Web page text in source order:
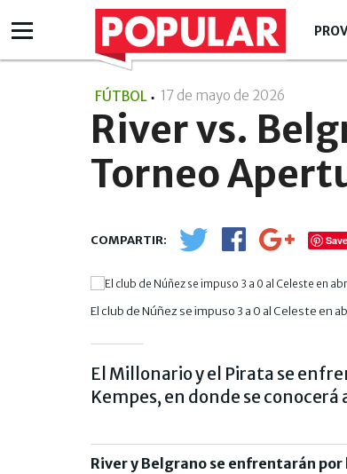
FÚTBOL 17 de mayo de 2026
River vs.
Torneo
Save
El club de Núñez se impuso 3 a 0 al Celeste en
El Millonario y el Pirata se
Kempes, en donde se
River y Belgrano se enfrentarán